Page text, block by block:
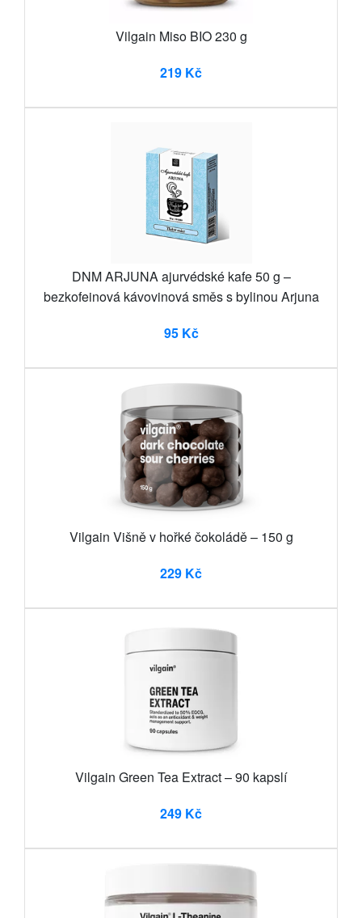
Vilgain Miso BIO 230 g
219 Kč
DNM ARJUNA ajurvédské kafe 50 g –
bezkofeinová kávovinová směs s bylinou Arjuna
95 Kč
Vilgain Višně v hořké čokoládě – 150 g
229 Kč
Vilgain Green Tea Extract – 90 kapslí
249 Kč